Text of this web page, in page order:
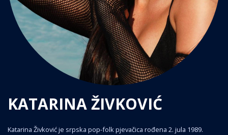
KATARINA ŽIVKOVIĆ
Katarina Živković je srpska pop-folk pjevačica rođena 2. jula 1989.